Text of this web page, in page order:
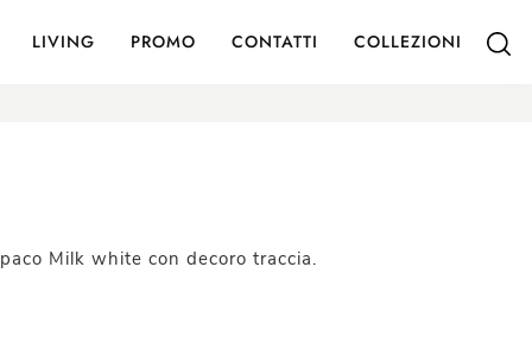
LIVING PROMO CONTATTI COLLEZIONI
Milk white con decoro traccia.